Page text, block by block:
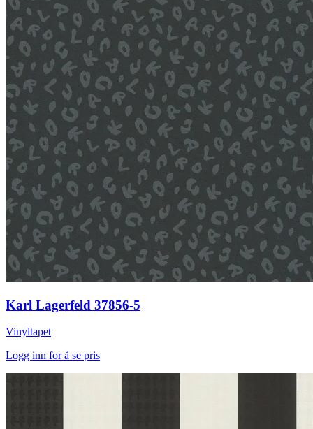
Karl Lagerfeld 37856-5
Vinyltapet
Logg inn for å se pris